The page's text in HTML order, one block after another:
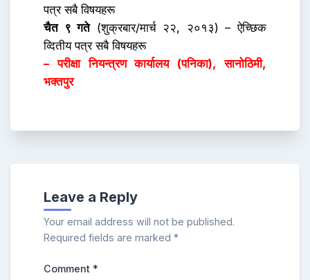
पत्र सबै विषयहरू
चैत ९ गते(शुक्रबार/मार्च २२, २०१३) – ऐच्छिक
व्दितीय पत्र सबै विषयहरू
– परीक्षा नियन्त्रण कार्यालय (पनिका), सानोठिमी,
भक्तपुर
Leave a Reply
Your email address will not be published.
Required fields are marked *
Comment *